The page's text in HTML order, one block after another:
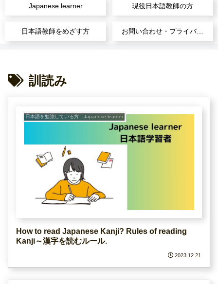
Japanese learner 現役日本語教師の方
日本語教師をめざす方 お問い合わせ・プライバシーポリシー
訓読み
日本語を勉強している方 Japanese learner
How to read Japanese Kanji? Rules of reading
Kanji～漢字を読むルール.
2023.12.21